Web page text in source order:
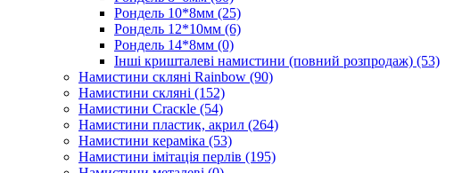
Рондель 10*8мм (25)
Рондель 12*10мм (6)
Рондель 14*8мм (0)
Інші кришталеві намистини (повний розпродаж) (53)
Намистини скляні Rainbow (90)
Намистини скляні (152)
Намистини Cracкle (54)
Намистини пластик, акрил (264)
Намистини кераміка (53)
Намистини імітація перлів (195)